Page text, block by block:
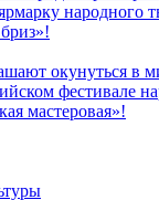
народного
окунуться в
фестивале
мастеровая»!